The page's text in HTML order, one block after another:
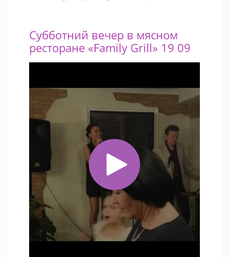
Субботний вечер в мясном
ресторане «Family Grill» 19 09